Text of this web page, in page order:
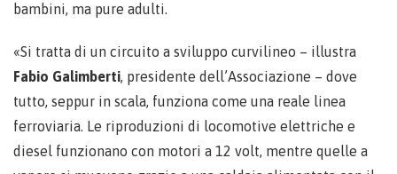
bambini, ma pure adulti.
«Si tratta di un circuito a sviluppo curvilineo – illustra
Fabio Galimberti, presidente dell’Associazione – dove
tutto, seppur in scala, funziona come una reale linea
ferroviaria. Le riproduzioni di locomotive elettriche e
diesel funzionano con motori a 12 volt, mentre quelle a